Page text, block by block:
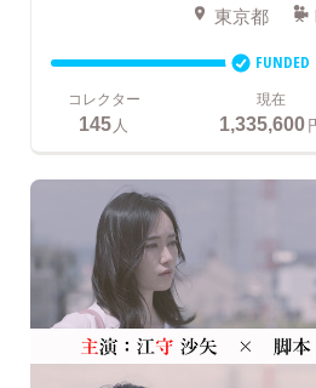
東京都
FUNDED
コレクター
145 人
現在
1,335,600